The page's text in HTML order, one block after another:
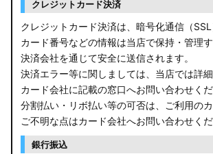
クレジットカード決済
クレジットカード決済は、暗号化通信（
カード番号などの情報は当店で保持・管理す
決済会社を通じて安全に送信されます。
決済エラー等に関しましては、当店では詳
カード会社に記載の窓口へお問い合わせくだ
分割払い・リボ払い等の可否は、ご利用の
ご不明な点はカード会社へお問い合わせくだ
銀行振込